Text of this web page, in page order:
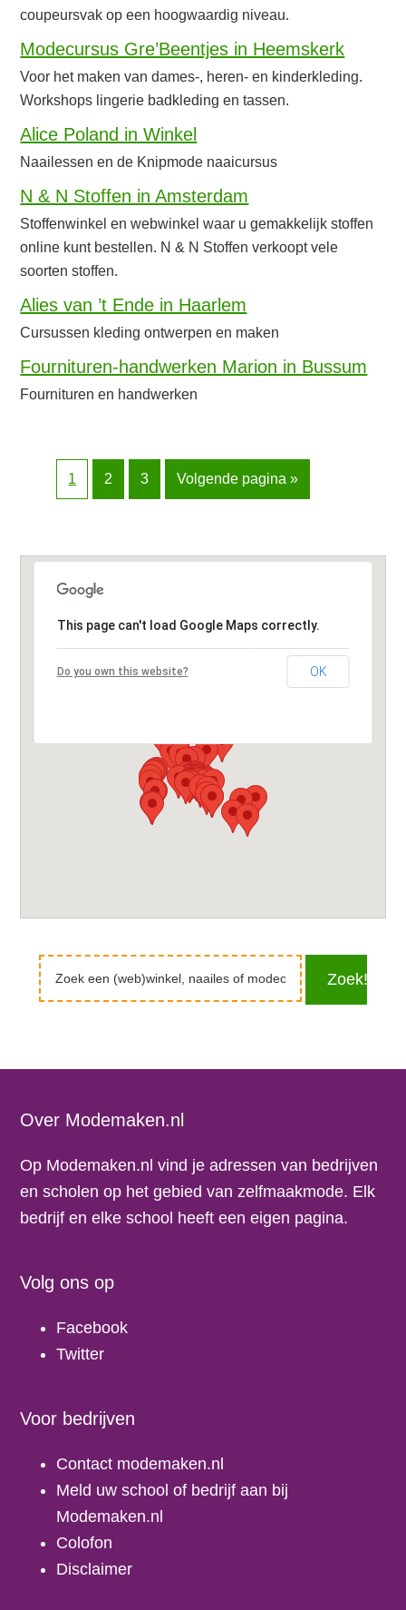
coupeursvak op een hoogwaardig niveau.
Modecursus Gre’Beentjes in Heemskerk
Voor het maken van dames-, heren- en kinderkleding.
Workshops lingerie badkleding en tassen.
Alice Poland in Winkel
Naailessen en de Knipmode naaicursus
N & N Stoffen in Amsterdam
Stoffenwinkel en webwinkel waar u gemakkelijk stoffen
online kunt bestellen. N & N Stoffen verkoopt vele
soorten stoffen.
Alies van ’t Ende in Haarlem
Cursussen kleding ontwerpen en maken
Fournituren-handwerken Marion in Bussum
Fournituren en handwerken
Pagina
1 Pagina
2 Pagina
3 Volgende pagina »
This page can't load Google Maps correctly.
Do you own this website? OK
Zoek
een
of
Zoek!
Footer
Over Modemaken.nl
Op Modemaken.nl vind je adressen van bedrijven
en scholen op het gebied van zelfmaakmode. Elk
bedrijf en elke school heeft een eigen pagina.
Volg ons op
Facebook
Twitter
Voor bedrijven
Contact modemaken.nl
Meld uw school of bedrijf aan bij
Modemaken.nl
Colofon
Disclaimer